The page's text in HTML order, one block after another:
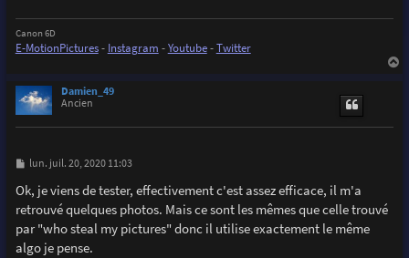
Canon 6D
E-MotionPictures- Instagram -Youtube-Twitter
Damien_49
Ancien
M
s
s
a
e
lun. juil. 20, 2020 11:03
Ok, je viens de tester, effectivement c'est assez efficace, il m'a
retrouvé quelques photos. Mais ce sont les mêmes que celle trouvé
par "who steal my pictures" donc il utilise exactement le même
algo je pense.